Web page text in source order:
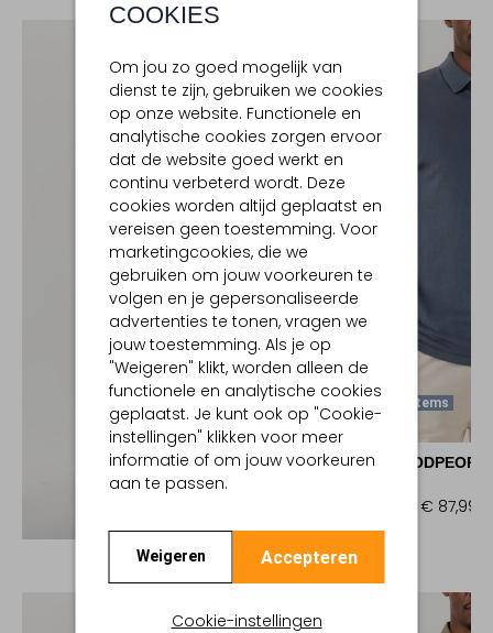
COOKIES
Om jou zo goed mogelijk van
dienst te zijn, gebruiken we cookies
op onze website. Functionele en
analytische cookies zorgen ervoor
dat de website goed werkt en
continu verbeterd wordt. Deze
cookies worden altijd geplaatst en
vereisen geen toestemming. Voor
marketingcookies, die we
gebruiken om jouw voorkeuren te
volgen en je gepersonaliseerde
advertenties te tonen, vragen we
jouw toestemming. Als je op
"Weigeren" klikt, worden alleen de
functionele en analytische cookies
geplaatst. Je kunt ook op "Cookie-
instellingen" klikken voor meer
informatie of om jouw voorkeuren
aan te passen.
Weigeren Accepteren
Cookie-instellingen
Laatste Items
THE
€ 87,99